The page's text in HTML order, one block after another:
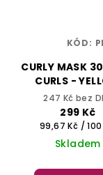
CURLY MASK
CURLS -
247 Kč bez
299 Kč
Měrná
cena:
99,67 Kč /
Skladem
KÓD: